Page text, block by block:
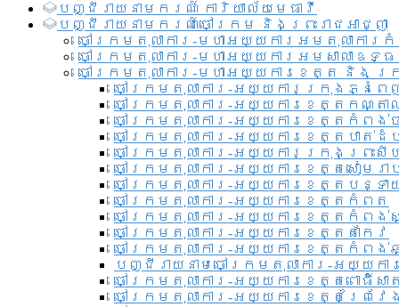
បញ្ជី​រាយ​នាមករណ៍ ការិយាល័យ​មេធាវី​
បញ្ជី​រាយ​នាមករណ៍​ចៅក្រម និងព្រះរាជអាជ្ញា
ចៅក្រមតុលាការ-មហាអយ្យការអមតុលាការ
ចៅក្រមតុលាការ-មហាអយ្យការអមសាលាឧទ្
ចៅក្រមតុលាការ-មហាអយ្យការខេត្ត និង ក្
ចៅក្រមតុលាការ-អយ្យការក្រុងភ្នំពេ
ចៅក្រមតុលាការ-អយ្យការខេត្តកណ្តា
ចៅក្រមតុលាការ-អយ្យការខេត្តកំពង់ច
ចៅក្រមតុលាការ-អយ្យការខេត្តបាត់ដំ
ចៅក្រមតុលាការ-អយ្យការ​ក្រុងព្រះសី
ចៅក្រមតុលាការ-អយ្យការខេត្តសៀមរា
ចៅក្រមតុលាការ-អយ្យការខេត្តបន្ទា
ចៅក្រមតុលាការ-អយ្យការខេត្តកំពត
ចៅក្រមតុលាការ-អយ្យការខេត្តកំពង់
ចៅក្រមតុលាការ-អយ្យការខេត្តតាកែវ
ចៅក្រមតុលាការ-អយ្យការខេត្តកំពង់
បញ្ជីរាយនាមចៅក្រមតុលាការ-អយ្យក
ចៅក្រមតុលាការ-អយ្យការខេត្តពោធិ៍សា
ចៅក្រមតុលាការ-អយ្យការខេត្តព្រៃវែ